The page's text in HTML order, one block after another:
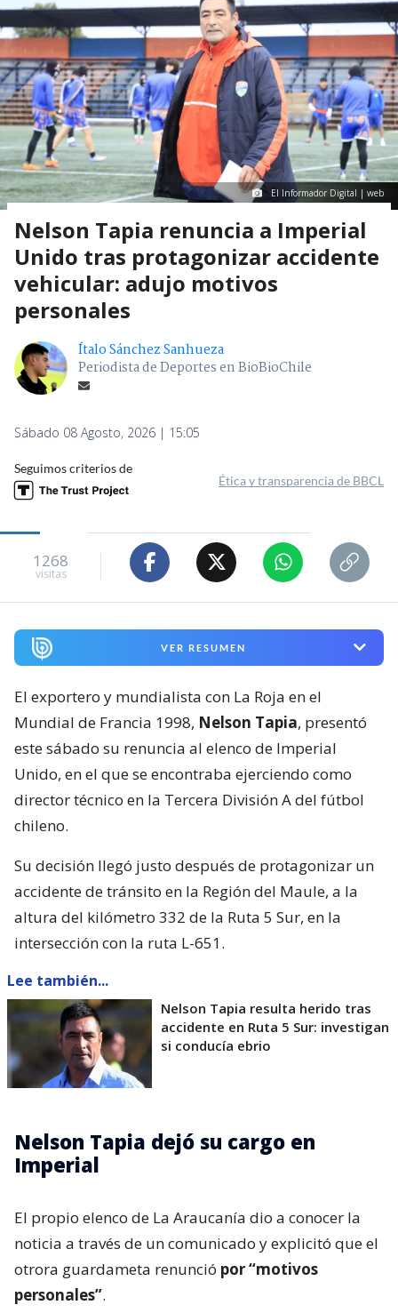
El Informador Digital | web
Nelson Tapia renuncia a Imperial
Unido tras protagonizar accidente
vehicular: adujo motivos
personales
Ítalo Sánchez Sanhueza
Periodista de Deportes en BioBioChile
Sábado 08 Agosto, 2026 | 15:05
Seguimos criterios de
Ética y transparencia de BBCL
1268
visitas
VER RESUMEN
El exportero y mundialista con La Roja en el
Mundial de Francia 1998, Nelson Tapia, presentó
este sábado su renuncia al elenco de Imperial
Unido, en el que se encontraba ejerciendo como
director técnico en la Tercera División A del fútbol
chileno.
Su decisión llegó justo después de protagonizar un
accidente de tránsito en la Región del Maule, a la
altura del kilómetro 332 de la Ruta 5 Sur, en la
intersección con la ruta L-651.
Lee también...
Nelson Tapia resulta herido tras
accidente en Ruta 5 Sur: investigan
si conducía ebrio
Nelson Tapia dejó su cargo en
Imperial
El propio elenco de La Araucanía dio a conocer la
noticia a través de un comunicado y explicitó que el
otrora guardameta renunció por “motivos
personales”.